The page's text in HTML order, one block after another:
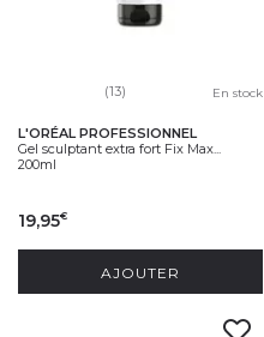
(13) En stock
L'ORÉAL PROFESSIONNEL
Gel sculptant extra fort Fix Max...
200ml
19,95€
AJOUTER